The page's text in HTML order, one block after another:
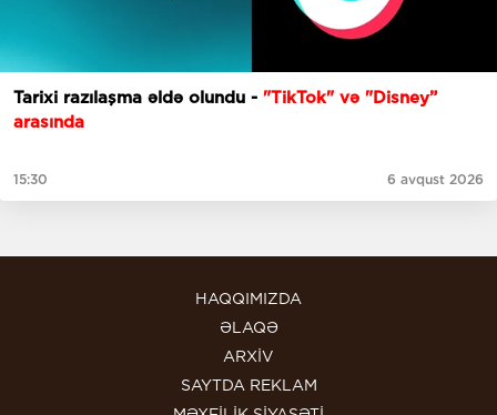
Tarixi razılaşma əldə olundu - "TikTok" və "Disney”
arasında
15:30 6 avqust 2026
HAQQIMIZDA
ƏLAQƏ
ARXİV
SAYTDA REKLAM